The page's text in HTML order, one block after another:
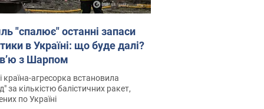
"спалює" останні запаси
в Україні: що буде далі?
з Шарпом
країна-агресорка встановила
за кількістю балістичних ракет,
по Україні